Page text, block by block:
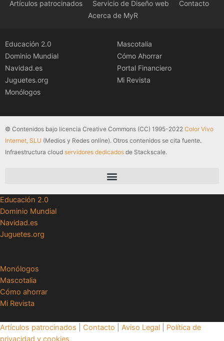
Artículos patrocinados Servicio de Diseño web
Contacto
Acerca de MyR
Educación 2.0
Dominio Mundial
Navidad.es
Juguetes.org
Monólogos
Mascotalia
Cómo Ahorrar
Portal Financiero
Mi Revista
© Contenidos bajo licencia Creative Commons (CC) 1995-2022 Color Vivo
Internet, SLU (Medios y Redes online). Otros contenidos se cita fuente.
Infraestructura cloud servidores dedicados de Stackscale.
Educación 2.0
Dominio Mundial
Navidad.es
Juguetes.org
Monólogos
Mascotalia
Cómo ahorrar
Mi Revista
Artículos patrocinados Contacto Aviso Legal
Política de